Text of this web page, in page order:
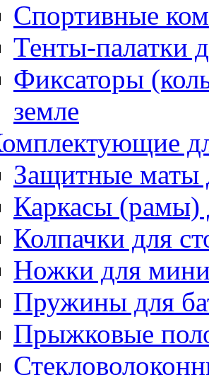
Спортивные
Тенты-палатки
Фиксаторы
земле
Защитные маты
Каркасы (рамы)
Колпачки для
Ножки для
Пружины для
Прыжковые